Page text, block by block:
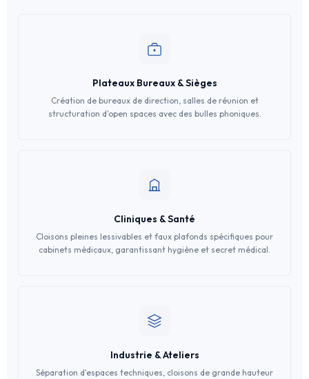
Plateaux Bureaux & Sièges
Création de bureaux de direction, salles de réunion et
structuration d'open spaces avec des bulles phoniques.
Cliniques & Santé
Cloisons pleines lessivables et faux plafonds spécifiques pour
cabinets médicaux, garantissant hygiène et secret médical.
Industrie & Ateliers
Séparation d'espaces techniques, cloisons de grande hauteur